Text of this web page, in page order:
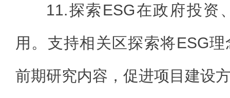
11.探索ESG在政府投资
用。支持相关区探索将ESG
前期研究内容，促进项目建设